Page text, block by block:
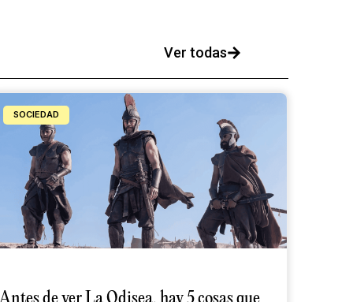
Ver todas
SOCIEDAD